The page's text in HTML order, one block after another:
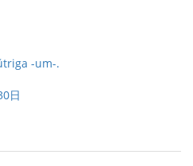
-um-.
日